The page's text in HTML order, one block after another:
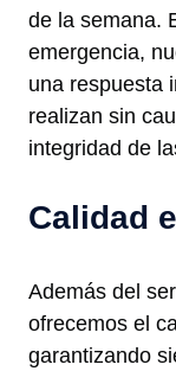
de la semana.
emergencia,
una respuesta
realizan sin
integridad de
Calidad
Además del
ofrecemos el
garantizando